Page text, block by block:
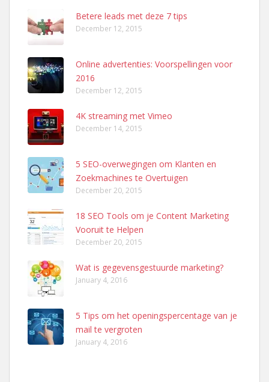
Betere leads met deze 7 tips
December 12, 2015
Online advertenties: Voorspellingen voor
2016
December 12, 2015
4K streaming met Vimeo
December 14, 2015
5 SEO-overwegingen om Klanten en
Zoekmachines te Overtuigen
December 20, 2015
18 SEO Tools om je Content Marketing
Vooruit te Helpen
December 20, 2015
Wat is gegevensgestuurde marketing?
January 4, 2016
5 Tips om het openingspercentage van je
mail te vergroten
January 4, 2016